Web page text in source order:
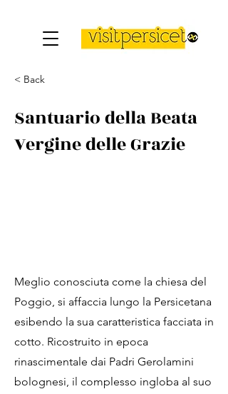
< Back
Santuario della Beata
Vergine delle Grazie
Meglio conosciuta come la chiesa del
Poggio, si affaccia lungo la Persicetana
esibendo la sua caratteristica facciata in
cotto. Ricostruito in epoca
rinascimentale dai Padri Gerolamini
bolognesi, il complesso ingloba al suo